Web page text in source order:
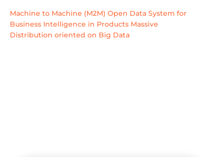
Machine to Machine (M2M) Open Data System for
Business Intelligence in Products Massive
Distribution oriented on Big Data